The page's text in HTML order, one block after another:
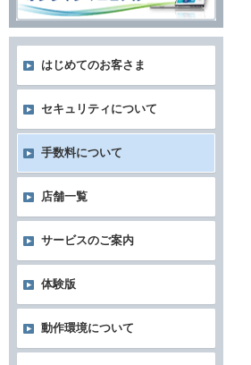
はじめてのお客さま
セキュリティについて
手数料について
店舗一覧
サービスのご案内
体験版
動作環境について